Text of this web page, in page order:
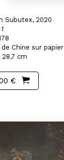
Subutex, 2020
de Chine sur papier
28,7 cm
€